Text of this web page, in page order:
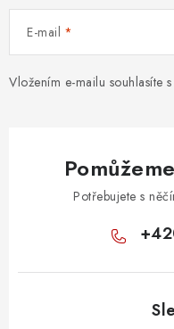
E-mail
Vložením e-mailu souhlasíte s
Potřebujete s